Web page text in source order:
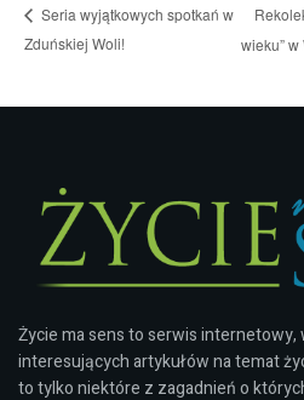
Seria wyjątkowych spotkań w
Zduńskiej Woli!
wieku”
Życie ma sens to serwis
interesujących artykułów na temat
to tylko niektóre z zagadnień o